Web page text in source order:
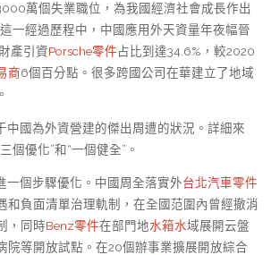
萬個失業職位，為我國經濟社會成長作出
一經過歷程中，中國應用外天資量年夜幅晉
產引資Porsche零件占比到達34.6%，較2020
商6個百分點。很多跨國公司在華建立了地域
中國為外資營建的傑出周遭的狀況。詳細來
個優化”和“一個健全”。
一個步驟優化。中國周全落實外台北汽車零件
和負面清單治理軌制，在全國范圍內曾經撤消
，同時Benz零件在部門地水箱水域展開云盤
院等開放試點。在20個辦事業擴展開放綜合